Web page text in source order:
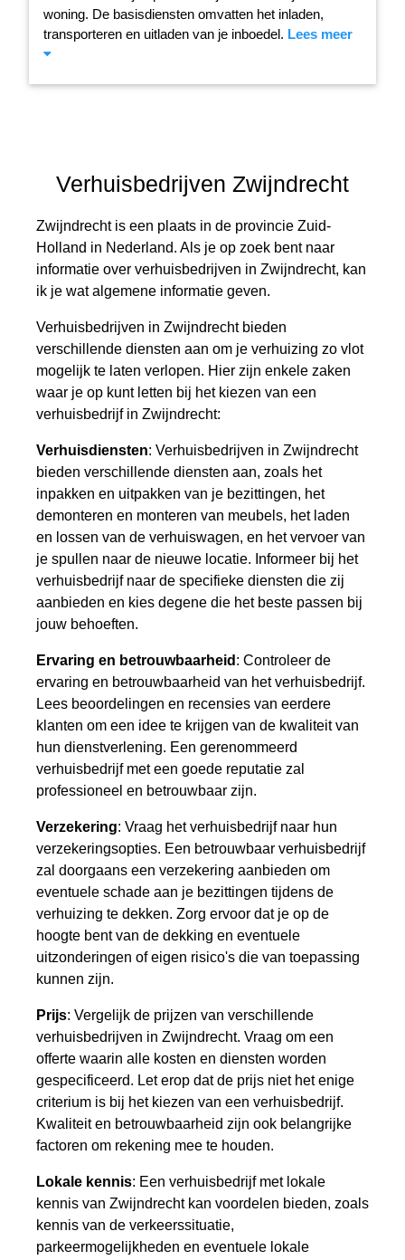
woning. De basisdiensten omvatten het inladen,
transporteren en uitladen van je inboedel. Lees meer
Verhuisbedrijven Zwijndrecht
Zwijndrecht is een plaats in de provincie Zuid-
Holland in Nederland. Als je op zoek bent naar
informatie over verhuisbedrijven in Zwijndrecht, kan
ik je wat algemene informatie geven.
Verhuisbedrijven in Zwijndrecht bieden
verschillende diensten aan om je verhuizing zo vlot
mogelijk te laten verlopen. Hier zijn enkele zaken
waar je op kunt letten bij het kiezen van een
verhuisbedrijf in Zwijndrecht:
Verhuisdiensten: Verhuisbedrijven in Zwijndrecht
bieden verschillende diensten aan, zoals het
inpakken en uitpakken van je bezittingen, het
demonteren en monteren van meubels, het laden
en lossen van de verhuiswagen, en het vervoer van
je spullen naar de nieuwe locatie. Informeer bij het
verhuisbedrijf naar de specifieke diensten die zij
aanbieden en kies degene die het beste passen bij
jouw behoeften.
Ervaring en betrouwbaarheid : Controleer de
ervaring en betrouwbaarheid van het verhuisbedrijf.
Lees beoordelingen en recensies van eerdere
klanten om een idee te krijgen van de kwaliteit van
hun dienstverlening. Een gerenommeerd
verhuisbedrijf met een goede reputatie zal
professioneel en betrouwbaar zijn.
Verzekering: Vraag het verhuisbedrijf naar hun
verzekeringsopties. Een betrouwbaar verhuisbedrijf
zal doorgaans een verzekering aanbieden om
eventuele schade aan je bezittingen tijdens de
verhuizing te dekken. Zorg ervoor dat je op de
hoogte bent van de dekking en eventuele
uitzonderingen of eigen risico's die van toepassing
kunnen zijn.
Prijs: Vergelijk de prijzen van verschillende
verhuisbedrijven in Zwijndrecht. Vraag om een
offerte waarin alle kosten en diensten worden
gespecificeerd. Let erop dat de prijs niet het enige
criterium is bij het kiezen van een verhuisbedrijf.
Kwaliteit en betrouwbaarheid zijn ook belangrijke
factoren om rekening mee te houden.
Lokale kennis: Een verhuisbedrijf met lokale
kennis van Zwijndrecht kan voordelen bieden, zoals
kennis van de verkeerssituatie,
parkeermogelijkheden en eventuele lokale